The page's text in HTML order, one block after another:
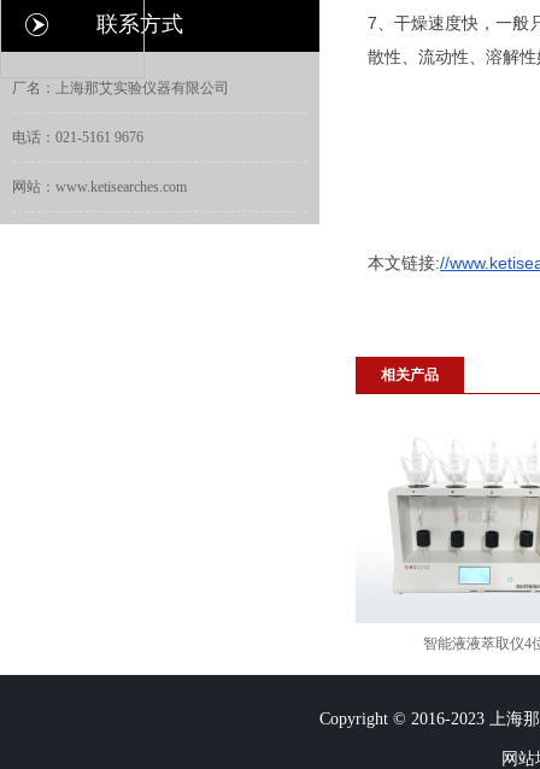
联系方式
厂名：上海那艾实验仪器有限公司
电话：021-5161 9676
网站：www.ketisearches.com
7、干燥速度快，一般
散性、流动性、溶解性
本文链接://
相关产品
智能液液萃取仪4
Copyright © 2016-2023 上海
网站